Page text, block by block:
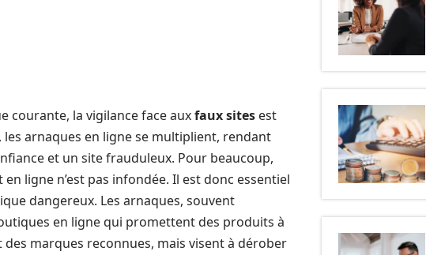
courante, la vigilance face auxfaux sites est
les arnaques en ligne se multiplient, rendant
et un site frauduleux. Pour beaucoup,
ligne n’est pas infondée. Il est donc essentiel
dangereux. Les arnaques, souvent
en ligne qui promettent des produits à
marques reconnues, mais visent à dérober